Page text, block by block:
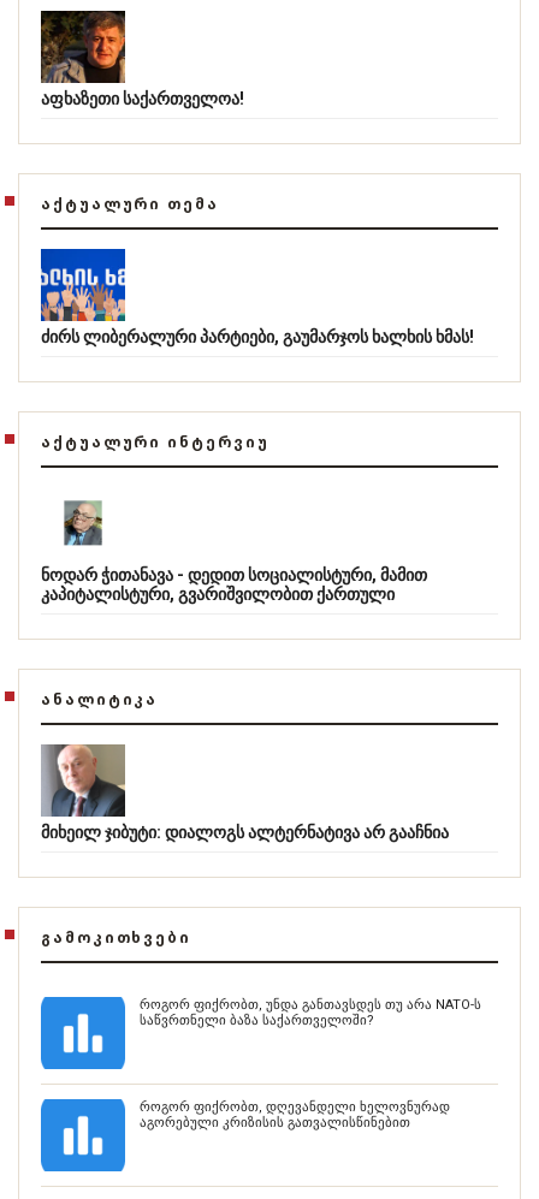
აფხაზეთი საქართველოა!
ᲐᲥᲢᲣᲐᲚᲣᲠᲘ ᲗᲔᲛᲐ
ძირს ლიბერალური პარტიები, გაუმარჯოს ხალხის ხმას!
ᲐᲥᲢᲣᲐᲚᲣᲠᲘ ᲘᲜᲢᲔᲠᲕᲘᲣ
ნოდარ ჭითანავა - დედით სოციალისტური, მამით
კაპიტალისტური, გვარიშვილობით ქართული
ᲐᲜᲐᲚᲘᲢᲘᲙᲐ
მიხეილ ჯიბუტი: დიალოგს ალტერნატივა არ გააჩნია
ᲒᲐᲛᲝᲙᲘᲗᲮᲕᲔᲑᲘ
როგორ ფიქრობთ, უნდა განთავსდეს თუ არა NATO-ს
საწვრთნელი ბაზა საქართველოში?
როგორ ფიქრობთ, დღევანდელი ხელოვნურად
აგორებული კრიზისის გათვალისწინებით